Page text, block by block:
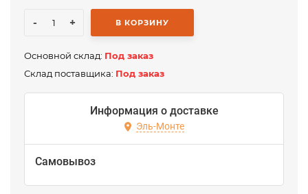
- + В КОРЗИНУ
Основной склад: Под заказ
Склад поставщика: Под заказ
Информация о доставке
Эль-Монте
Самовывоз